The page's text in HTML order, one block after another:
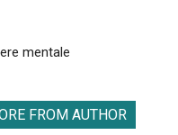
mentale
FROM AUTHOR